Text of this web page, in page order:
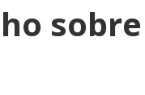
sobre